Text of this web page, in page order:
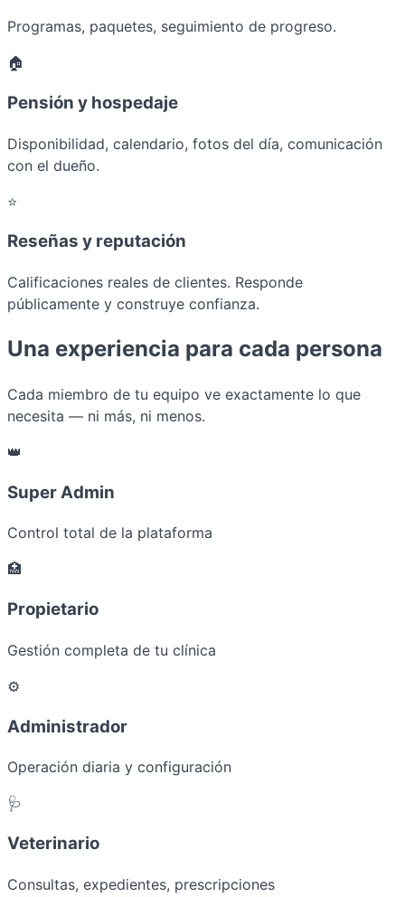
Programas, paquetes, seguimiento de progreso.
🏠
Pensión y hospedaje
Disponibilidad, calendario, fotos del día, comunicación
con el dueño.
⭐
Reseñas y reputación
Calificaciones reales de clientes. Responde
públicamente y construye confianza.
Una experiencia para cada persona
Cada miembro de tu equipo ve exactamente lo que
necesita — ni más, ni menos.
👑
Super Admin
Control total de la plataforma
🏥
Propietario
Gestión completa de tu clínica
⚙️
Administrador
Operación diaria y configuración
🩺
Veterinario
Consultas, expedientes, prescripciones